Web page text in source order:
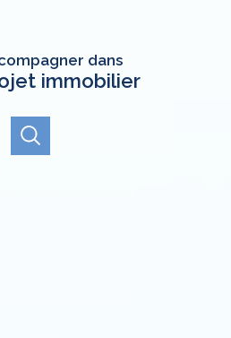
dans
immobilier